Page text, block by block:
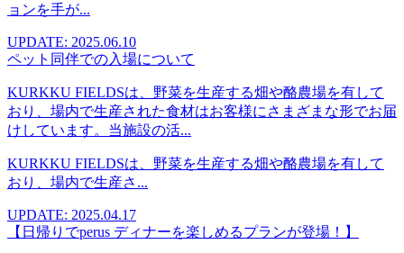
ョンを手が...
UPDATE: 2025.06.10
ペット同伴での入場について
KURKKU FIELDSは、野菜を生産する畑や酪農場を有して
おり、場内で生産された食材はお客様にさまざまな形でお届
けしています。当施設の活...
KURKKU FIELDSは、野菜を生産する畑や酪農場を有して
おり、場内で生産さ...
UPDATE: 2025.04.17
【日帰りでperus ディナーを楽しめるプランが登場！】